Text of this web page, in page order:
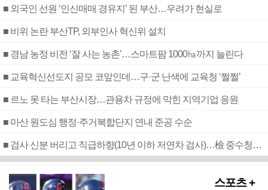
■ 외국인 선원 ‘인신매매 경유지’ 된 부산…우려가 현실로
■ 비위 논란 부산TP, 외부인사 혁신위 설치
■ 경남 농정 비전 ‘잘 사는 농촌’…스마트팜 1000㏊까지 늘린다
■ 교육혁신선도지 공모 코앞인데…구·군 난색에 교육청 ‘쩔쩔’
■ 르노 못 타는 부산시장…관용차 규정에 막힌 지역기업 응원
■ 마산 원도심 행정·주거복합단지 연내 준공 수순
■ 검사 신분 버리고 직급하향(10년 이하 저연차 검사)…檢 중수청행 기피
스포츠 +